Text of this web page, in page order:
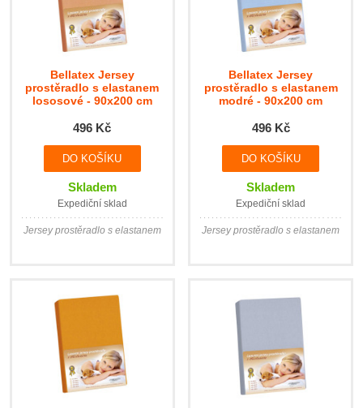
Bellatex Jersey
prostěradlo s elastanem
lososové - 90x200 cm
496 Kč
Skladem
Expediční sklad
Jersey prostěradlo s elastanem
Bellatex Jersey
prostěradlo s elastanem
modré - 90x200 cm
496 Kč
Skladem
Expediční sklad
Jersey prostěradlo s elastanem